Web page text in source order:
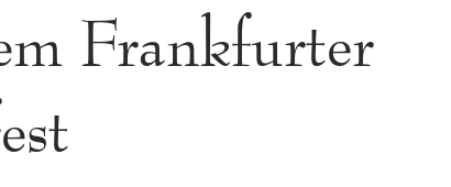
Frankfurter